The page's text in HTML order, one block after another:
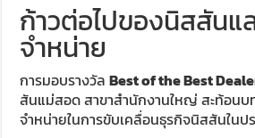
ก้าวต่อไปของนิสสันแ
จำหน่าย
การมอบรางวัลBest of the Best
สันแม่สอด สาขาสำนักงานใหญ่ สะท้อน
จำหน่ายในการขับเคลื่อนธุรกิจนิสสันในป